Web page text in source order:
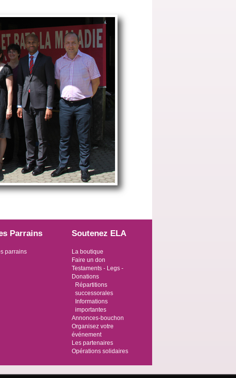
Parrains
parrains
Soutenez ELA
La boutique
Faire un don
Testaments - Legs -
Donations
Répartitions
successorales
Informations
importantes
Annonces-bouchon
Organisez votre
événement
Les partenaires
Opérations solidaires